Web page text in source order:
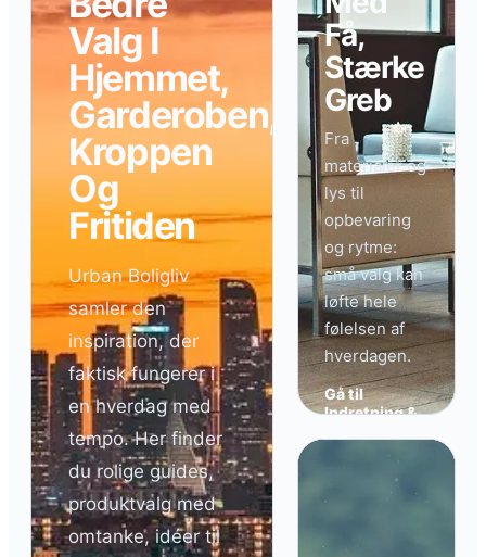
Valg I
Hjemmet,
Garderoben,
Kroppen
Og
Fritiden
Urban Boligliv
samler den
inspiration, der
faktisk fungerer i
en hverdag med
tempo. Her finder
du rolige guides,
produktvalg med
omtanke, idéer til
Få,
Stærke
Greb
Fra
materialer og
lys til
opbevaring
og rytme:
små valg kan
løfte hele
følelsen af
hverdagen.
Gå til
Indretning &